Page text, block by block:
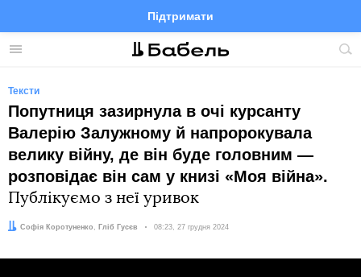
Меню
Підтримати
FacebookTelegramTwitter
Тексти
Попутниця зазирнула в очі курсанту
Валерію Залужному й напророкувала
велику війну, де він буде головним —
розповідає він сам у книзі «Моя війна».
Публікуємо з неї уривок
Автор:
Софія Коротуненко
Редактор: Гліб Гусєв Дата:
08:23, 27 грудня 2024